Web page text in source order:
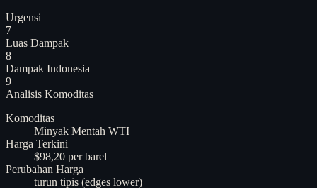
Urgensi
7
Luas Dampak
8
Dampak Indonesia
9
Analisis Komoditas
Komoditas
Minyak Mentah WTI
Harga Terkini
$98,20 per barel
Perubahan Harga
turun tipis (edges lower)